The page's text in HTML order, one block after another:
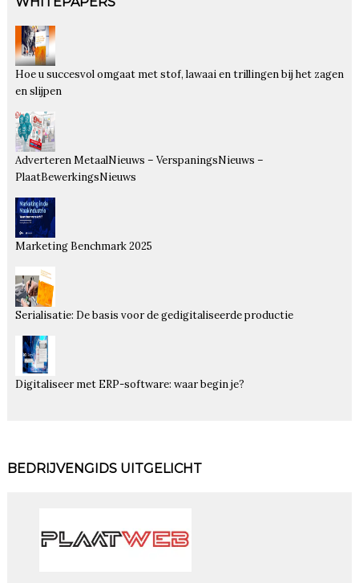
Hoe u succesvol omgaat met stof, lawaai en trillingen bij het zagen
en slijpen
Adverteren MetaalNieuws – VerspaningsNieuws –
PlaatBewerkingsNieuws
Marketing Benchmark 2025
Serialisatie: De basis voor de gedigitaliseerde productie
Digitaliseer met ERP-software: waar begin je?
BEDRIJVENGIDS UITGELICHT